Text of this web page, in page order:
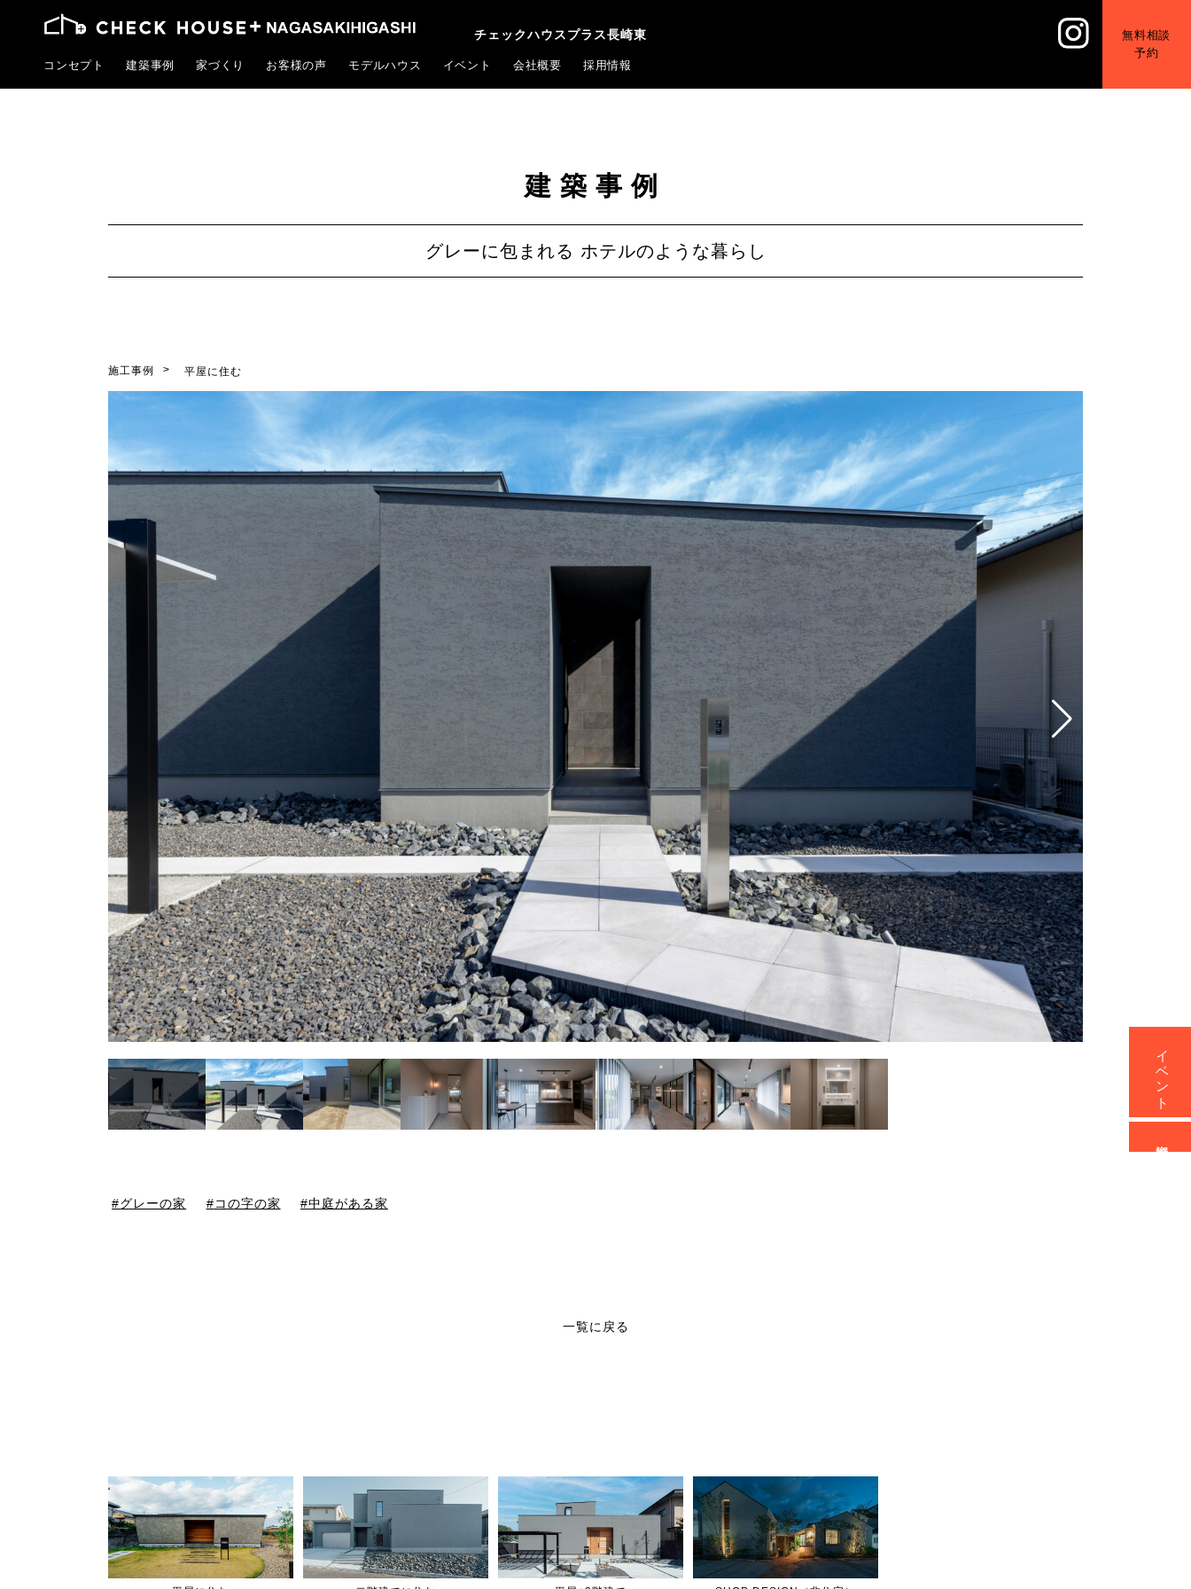
チェックハウスプラス長崎東
コンセプト 建築事例 家づくり お客様の声 モデルハウス イベント 会社概要 採用情報
無料相談
予約
建築事例
グレーに包まれる ホテルのような暮らし
施工事例 平屋に住む
グレーの家 コの字の家 中庭がある家
一覧に戻る
イベント